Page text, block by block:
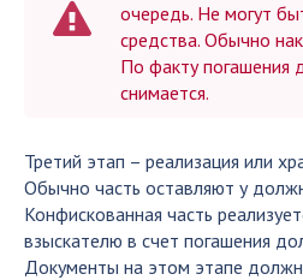
очередь. Не могут
средства. Обычно
По факту погашения
снимается.
Третий этап – реализация или
Обычно часть оставляют у
Конфискованная часть
взыскателю в счет погашения
Документы на этом этапе